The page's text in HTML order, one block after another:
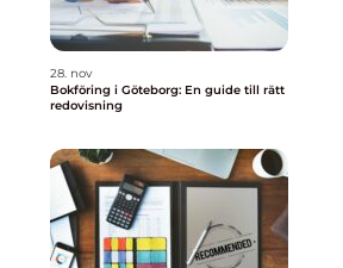
28. nov
Bokföring i Göteborg: En guide till rätt
redovisning